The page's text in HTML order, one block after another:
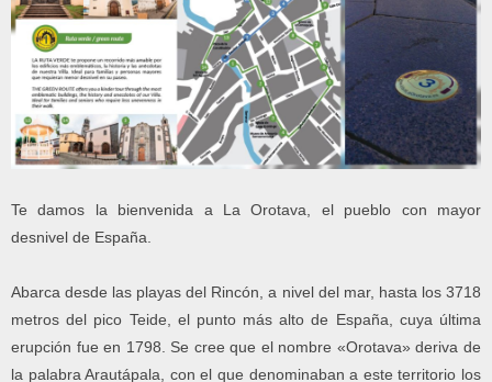
Te damos la bienvenida a La Orotava, el pueblo con mayor
desnivel de España.
Abarca desde las playas del Rincón, a nivel del mar, hasta los 3718
metros del pico Teide, el punto más alto de España, cuya última
erupción fue en 1798. Se cree que el nombre «Orotava» deriva de
la palabra Arautápala, con el que denominaban a este territorio los